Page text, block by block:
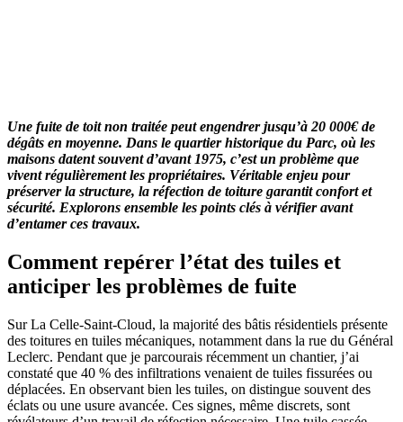
Une fuite de toit non traitée peut engendrer jusqu’à 20 000€ de
dégâts en moyenne. Dans le quartier historique du Parc, où les
maisons datent souvent d’avant 1975, c’est un problème que
vivent régulièrement les propriétaires. Véritable enjeu pour
préserver la structure, la réfection de toiture garantit confort et
sécurité. Explorons ensemble les points clés à vérifier avant
d’entamer ces travaux.
Comment repérer l’état des tuiles et
anticiper les problèmes de fuite
Sur La Celle-Saint-Cloud, la majorité des bâtis résidentiels présente
des toitures en tuiles mécaniques, notamment dans la rue du Général
Leclerc. Pendant que je parcourais récemment un chantier, j’ai
constaté que 40 % des infiltrations venaient de tuiles fissurées ou
déplacées. En observant bien les tuiles, on distingue souvent des
éclats ou une usure avancée. Ces signes, même discrets, sont